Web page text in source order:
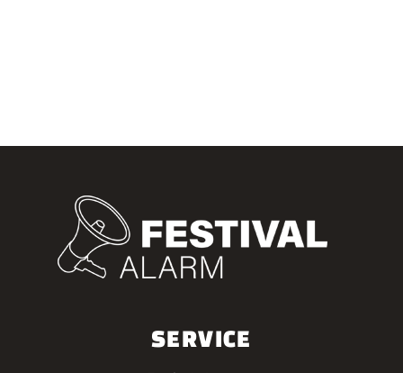
SERVICE